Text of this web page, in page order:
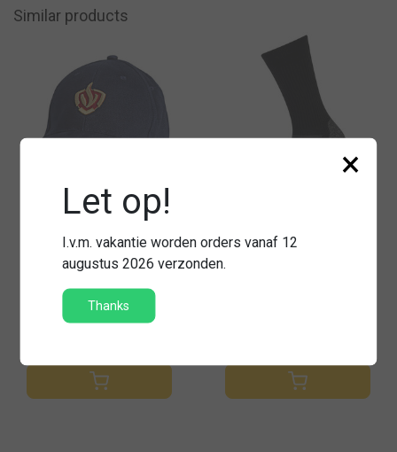
Similar products
Cap fire brigade
€14,95
Stapp Boston socks
×
Let op!
I.v.m. vakantie worden orders vanaf 12
augustus 2026 verzonden.
Thanks